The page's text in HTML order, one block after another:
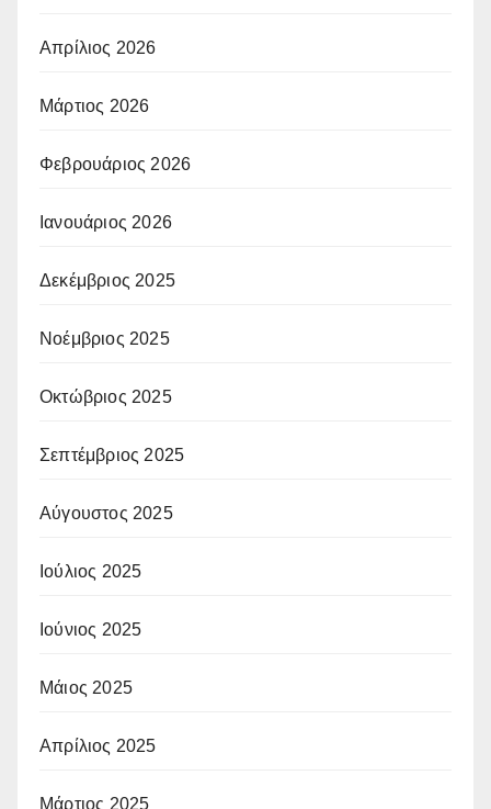
Απρίλιος 2026
Μάρτιος 2026
Φεβρουάριος 2026
Ιανουάριος 2026
Δεκέμβριος 2025
Νοέμβριος 2025
Οκτώβριος 2025
Σεπτέμβριος 2025
Αύγουστος 2025
Ιούλιος 2025
Ιούνιος 2025
Μάιος 2025
Απρίλιος 2025
Μάρτιος 2025